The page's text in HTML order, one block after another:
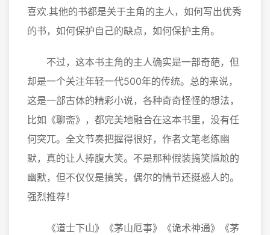
喜欢.其他的书都是关于主角的主人，如何写出优秀
的书，如何保护自己的缺点，如何保护主角。
不过，这本书主角的主人确实是一部奇葩，但
却是一个关注年轻一代500年的传统。总的来说，
这是一部古体的精彩小说，各种奇奇怪怪的想法，
比如《聊斋》，都完美地融合在这本书里，没有任
何突兀。全文节奏把握得很好，作者文笔老练幽
默，真的让人捧腹大笑。不是那种假装搞笑尴尬的
幽默，但不仅仅是搞笑，偶尔的情节还挺感人的。
强烈推荐！
《道士下山》《茅山厄事》《诡术神通》《茅